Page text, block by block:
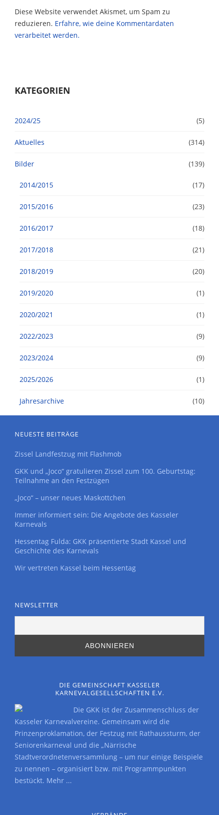
Diese Website verwendet Akismet, um Spam zu
reduzieren. Erfahre, wie deine Kommentardaten
verarbeitet werden.
KATEGORIEN
2024/25 (5)
Aktuelles (314)
Bilder (139)
2014/2015 (17)
2015/2016 (23)
2016/2017 (18)
2017/2018 (21)
2018/2019 (20)
2019/2020 (1)
2020/2021 (1)
2022/2023 (9)
2023/2024 (9)
2025/2026 (1)
Jahresarchive (10)
NEUESTE BEITRÄGE
Zissel Landfestzug mit Flashmob
GKK und „Joco“ gratulieren Zissel zum 100. Geburtstag:
Teilnahme an den Festzügen
„Joco“ – unser neues Maskottchen
Immer informiert sein: Die Angebote des Kasseler
Karnevals
Hessentag Fulda: GKK präsentierte Stadt Kassel und
Geschichte des Karnevals
Wir vertreten Kassel beim Hessentag
NEWSLETTER
DIE GEMEINSCHAFT KASSELER
KARNEVALGESELLSCHAFTEN E.V.
Die GKK ist der Zusammenschluss der
Kasseler Karnevalvereine. Gemeinsam wird die
Prinzenproklamation, der Festzug mit Rathaussturm, der
Seniorenkarneval und die „Närrische
Stadtverordnetenversammlung – um nur einige Beispiele
zu nennen – organisiert bzw. mit Programmpunkten
bestückt. Mehr ...